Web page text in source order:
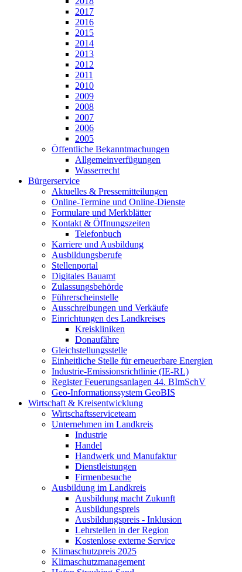
2017
2016
2015
2014
2013
2012
2011
2010
2009
2008
2007
2006
2005
Öffentliche Bekanntmachungen
Allgemeinverfügungen
Wasserrecht
Bürgerservice
Aktuelles & Pressemitteilungen
Online-Termine und Online-Dienste
Formulare und Merkblätter
Kontakt & Öffnungszeiten
Telefonbuch
Karriere und Ausbildung
Ausbildungsberufe
Stellenportal
Digitales Bauamt
Zulassungsbehörde
Führerscheinstelle
Ausschreibungen und Verkäufe
Einrichtungen des Landkreises
Kreiskliniken
Donaufähre
Gleichstellungsstelle
Einheitliche Stelle für erneuerbare Energien
Industrie-Emissionsrichtlinie (IE-RL)
Register Feuerungsanlagen 44. BImSchV
Geo-Informationssystem GeoBIS
Wirtschaft & Kreisentwicklung
Wirtschaftsserviceteam
Unternehmen im Landkreis
Industrie
Handel
Handwerk und Manufaktur
Dienstleistungen
Firmenbesuche
Ausbildung im Landkreis
Ausbildung macht Zukunft
Ausbildungspreis
Ausbildungspreis - Inklusion
Lehrstellen in der Region
Kostenlose externe Service
Klimaschutzpreis 2025
Klimaschutzmanagement